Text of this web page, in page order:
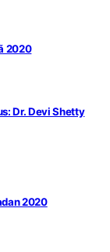
2020
Dr. Devi Shetty
2020